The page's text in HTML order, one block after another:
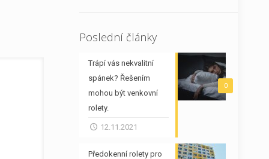
Poslední články
0
Trápí vás nekvalitní
spánek? Řešením
mohou být venkovní
rolety.
12.11.2021
Předokenní rolety pro